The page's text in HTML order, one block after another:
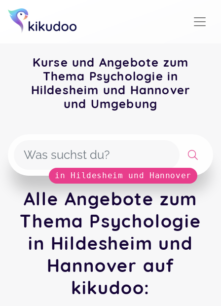
Kurse und Angebote zum
Thema Psychologie in
Hildesheim und Hannover
und Umgebung
in Hildesheim und Hannover
Alle Angebote zum
Thema Psychologie
in Hildesheim und
Hannover auf
kikudoo: